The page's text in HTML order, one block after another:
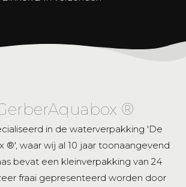
®
in de waterverpakking 'De
®', waar wij al 10 jaar toonaangevend
bevat een kleinverpakking van 24
fraai gepresenteerd worden door